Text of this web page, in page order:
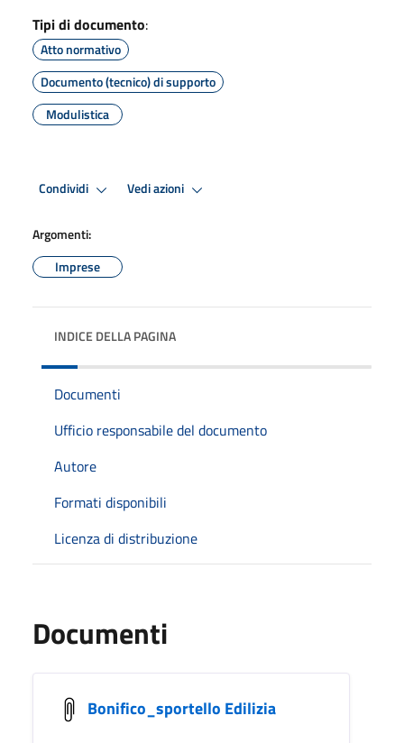
Tipi di documento:
Atto normativo
Documento (tecnico) di supporto
Modulistica
Condividi Vedi azioni
Argomenti:
Imprese
INDICE DELLA PAGINA
Documenti
Ufficio responsabile del documento
Autore
Formati disponibili
Licenza di distribuzione
Documenti
Bonifico_sportello Edilizia